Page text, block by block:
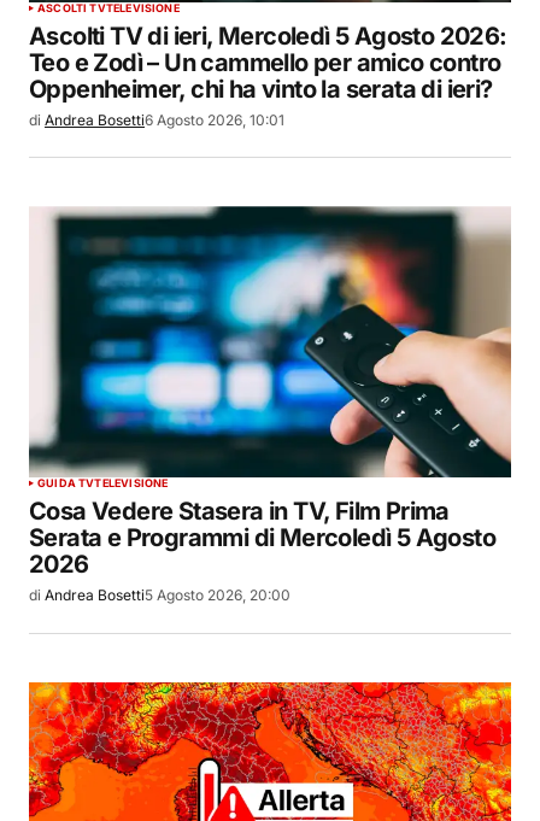
ASCOLTI TVTELEVISIONE
Ascolti TV di ieri, Mercoledì 5 Agosto 2026:
Teo e Zodì – Un cammello per amico contro
Oppenheimer, chi ha vinto la serata di ieri?
di Andrea Bosetti6 Agosto 2026, 10:01
GUIDA TVTELEVISIONE
Cosa Vedere Stasera in TV, Film Prima
Serata e Programmi di Mercoledì 5 Agosto
2026
di Andrea Bosetti5 Agosto 2026, 20:00